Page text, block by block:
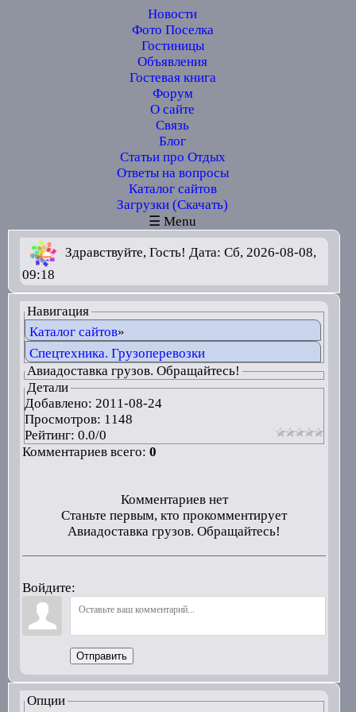
Новости
Фото Поселка
Гостиницы
Объявления
Гостевая книга
Форум
О сайте
Связь
Блог
Статьи про Отдых
Ответы на вопросы
Каталог сайтов
Загрузки (Скачать)
☰ Menu
Здравствуйте, Гость! Дата: Сб, 2026-08-08,
09:18
Навигация
Каталог сайтов»
Спецтехника. Грузоперевозки
Авиадоставка грузов. Обращайтесь!
Детали
Добавлено: 2011-08-24
Просмотров: 1148
Рейтинг: 0.0/0
Комментариев всего: 0
Комментариев нет
Станьте первым, кто прокомментирует
Авиадоставка грузов. Обращайтесь!
Войдите:
Отправить
Опции